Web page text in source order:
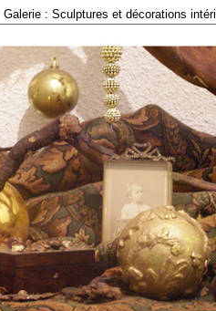
Galerie : Sculptures et décorations